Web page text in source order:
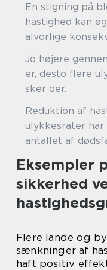
En stigning på
hastighed kan
alvorlige
Jo højere
er, desto flere
sker der.
Reduktion af
ulykkesrater har
antallet af
Eksempler
sikkerhed
Flere lande og
sænkninger af
haft positiv